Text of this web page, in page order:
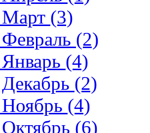
(3)
(2)
(4)
(2)
(4)
(6)